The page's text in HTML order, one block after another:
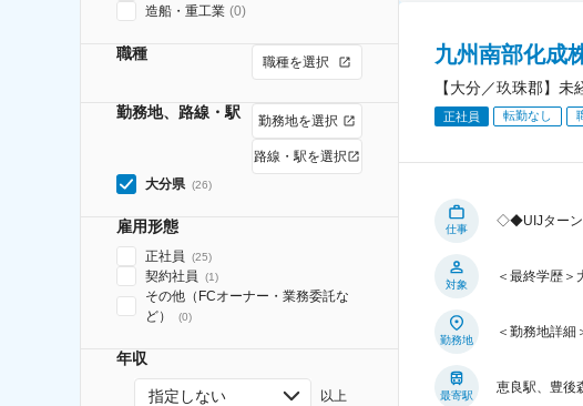
造船・重工業 (0)
職種 職種を選択
勤務地、路線・駅 勤務地を選択
路線・駅を選択
大分県 (26)
雇用形態
正社員 (25)
契約社員 (1)
その他（FCオーナー・業務委託な
ど）
(0)
年収
指定しない 以上
九州南部化成
【大分／玖珠郡】
正社員 転勤なし
仕事
◇◆UIJターン
対象
＜最終学歴＞
勤務地
＜勤務地詳
最寄駅
恵良駅、豊後